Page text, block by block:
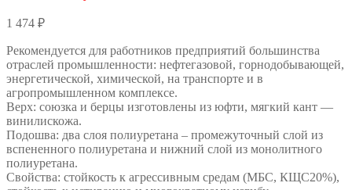
1 474 ₽
Рекомендуется для работников предприятий большинства
отраслей промышленности: нефтегазовой, горнодобывающей,
энергетической, химической, на транспорте и в
агропромышленном комплексе.
Верх: союзка и берцы изготовлены из юфти, мягкий кант —
винилискожа.
Подошва: два слоя полиуретана – промежуточный слой из
вспененного полиуретана и нижний слой из монолитного
полиуретана.
Свойства: стойкость к агрессивным средам (МБС, КЩС20%),